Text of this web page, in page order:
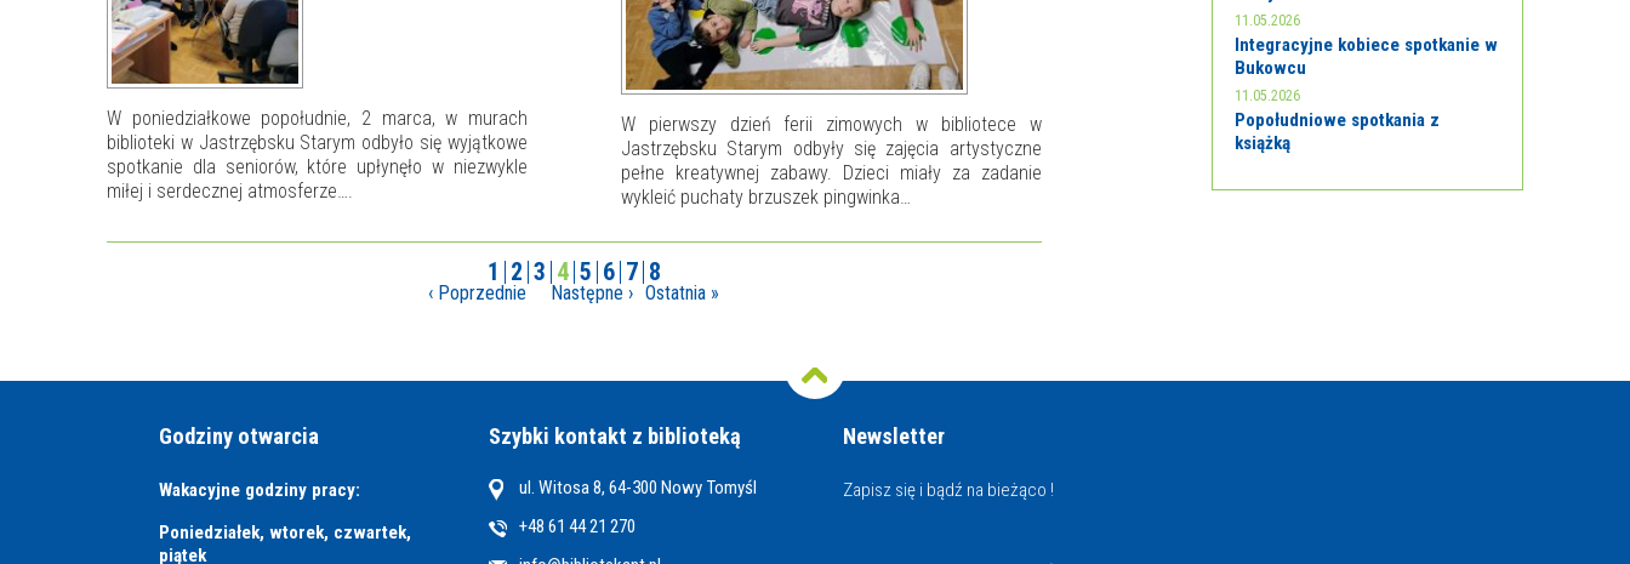
W poniedziałkowe popołudnie, 2 marca, w murach
biblioteki w Jastrzębsku Starym odbyło się wyjątkowe
spotkanie dla seniorów, które upłynęło w niezwykle
miłej i serdecznej atmosferze….
W pierwszy dzień ferii zimowych w bibliotece w
Jastrzębsku Starym odbyły się zajęcia artystyczne
pełne kreatywnej zabawy. Dzieci miały za zadanie
wykleić puchaty brzuszek pingwinka…
1 2 3 4 5 6 7 8
‹ Poprzednie Następne › Ostatnia »
11.05.2026
Integracyjne kobiece spotkanie w
Bukowcu
11.05.2026
Popołudniowe spotkania z
książką
Godziny otwarcia
Wakacyjne godziny pracy:
Poniedziałek, wtorek, czwartek,
piątek
Szybki kontakt z biblioteką
ul. Witosa 8, 64-300 Nowy Tomyśl
+48 61 44 21 270
Newsletter
Zapisz się i bądź na bieżąco !